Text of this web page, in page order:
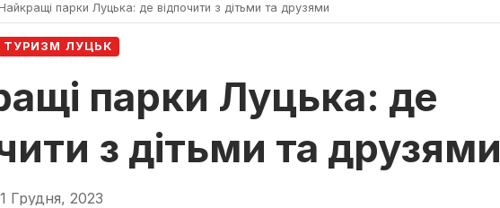
Найкращі парки Луцька: де відпочити з дітьми та друзями
ТУРИЗМ ЛУЦЬК
парки Луцька: де
з дітьми та друзями
Грудня, 2023